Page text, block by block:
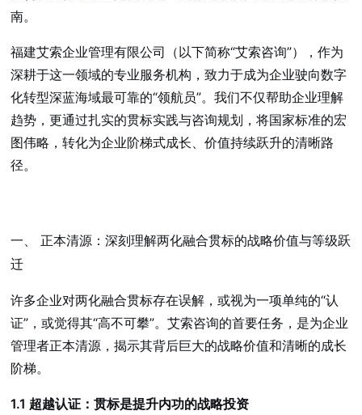
南。
福建艾索企业管理有限公司（以下简称“艾索咨询”），作为
深耕于这一领域的专业服务机构，致力于成为企业驶向数字
化转型深蓝海域最可靠的“领航员”。我们不仅帮助企业理解
趋势，更通过扎实的贯标实践与咨询规划，将国家标准的宏
图伟略，转化为企业阶梯式成长、价值持续跃升的清晰路
径。
一、 正本清源：深刻理解两化融合贯标的战略价值与等级跃
迁
许多企业对两化融合贯标存在误解，或视为一项单纯的“认
证”，或觉得其“高不可攀”。艾索咨询的首要任务，是为企业
管理者正本清源，揭示其背后巨大的战略价值和清晰的成长
阶梯。
1.1 超越认证：贯标是提升内功的战略投资